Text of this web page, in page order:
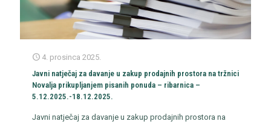
4. prosinca 2025.
Javni natječaj za davanje u zakup prodajnih prostora na tržnici
Novalja prikupljanjem pisanih ponuda – ribarnica –
5.12.2025.-18.12.2025.
Javni natječaj za davanje u zakup prodajnih prostora na